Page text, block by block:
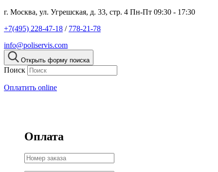
г. Москва, ул. Угрешская, д. 33, стр. 4 Пн-Пт 09:30 - 17:30
+7(495) 228-47-18 / 778-21-78
info@poliservis.com
Открыть форму поиска
Поиск
Оплатить online
Оплата